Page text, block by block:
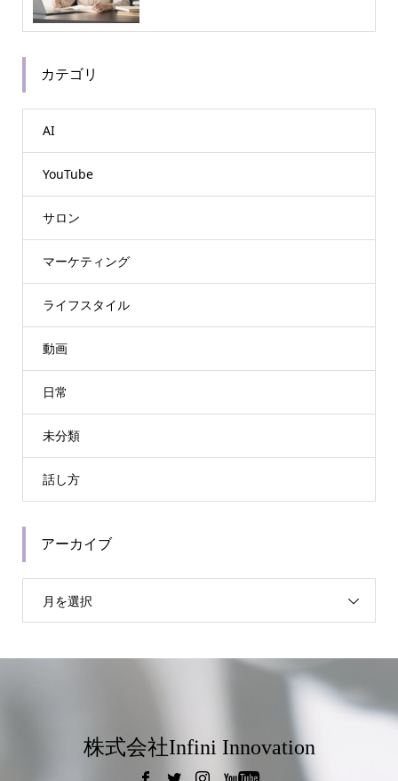
カテゴリ
AI
YouTube
サロン
マーケティング
ライフスタイル
動画
日常
未分類
話し方
アーカイブ
月を選択
株式会社Infini Innovation